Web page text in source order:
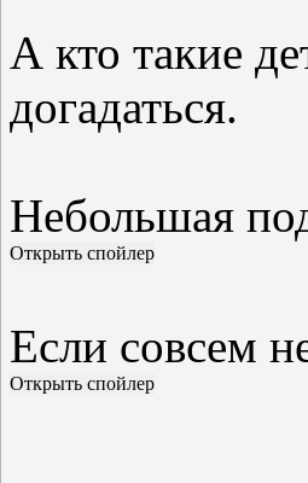
В комнате
Что?
Спасибо!
А кто такие
догадаться.
Небольшая
Если совсем